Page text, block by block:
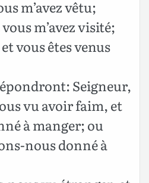
m’avez vêtu;
m’avez visité;
vous êtes venus
Seigneur,
vu avoir faim, et
à manger; ou
nous donné à